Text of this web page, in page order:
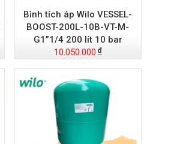
Bình tích áp Wilo VESSEL-
BOOST-200L-10B-VT-M-
G1”1/4 200 lít 10 bar
10.050.000